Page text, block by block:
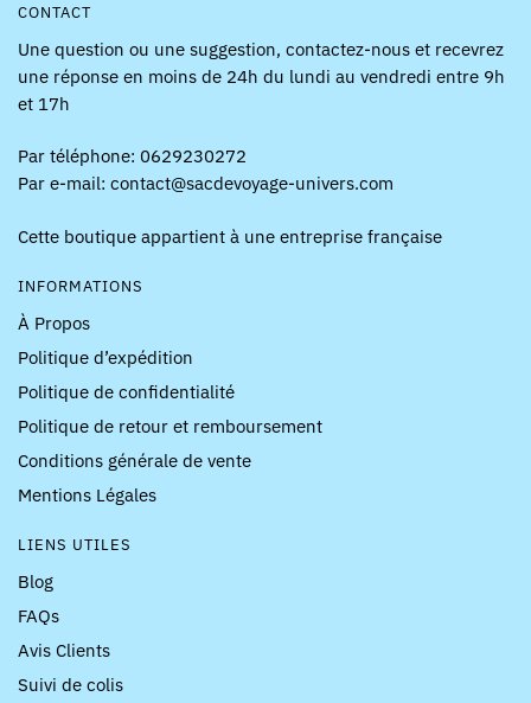
CONTACT
Une question ou une suggestion, contactez-nous et recevrez
une réponse en moins de 24h du lundi au vendredi entre 9h
et 17h
Par téléphone: 0629230272
Par e-mail: contact@sacdevoyage-univers.com
Cette boutique appartient à une entreprise française
INFORMATIONS
À Propos
Politique d’expédition
Politique de confidentialité
Politique de retour et remboursement
Conditions générale de vente
Mentions Légales
LIENS UTILES
Blog
FAQs
Avis Clients
Suivi de colis